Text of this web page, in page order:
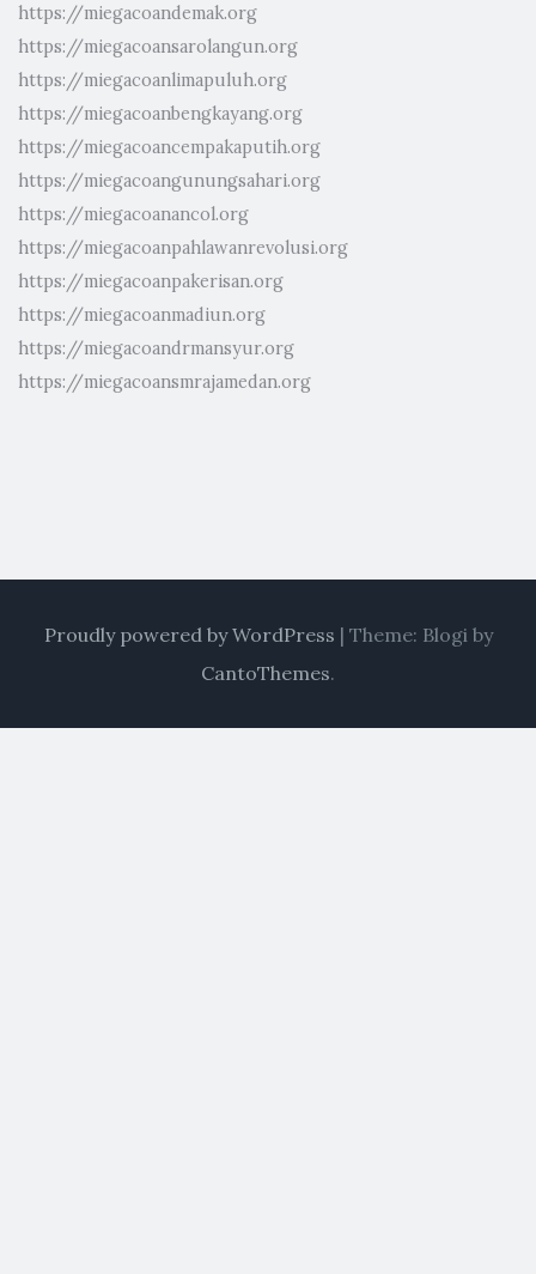
https://miegacoandemak.org
https://miegacoansarolangun.org
https://miegacoanlimapuluh.org
https://miegacoanbengkayang.org
https://miegacoancempakaputih.org
https://miegacoangunungsahari.org
https://miegacoanancol.org
https://miegacoanpahlawanrevolusi.org
https://miegacoanpakerisan.org
https://miegacoanmadiun.org
https://miegacoandrmansyur.org
https://miegacoansmrajamedan.org
Proudly powered by WordPress | Theme: Blogi by
CantoThemes.